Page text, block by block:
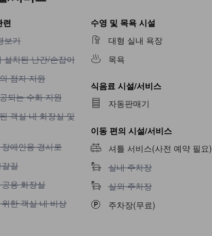
련
기 이용 불가
보기
치된 난간/손잡이 이용 불가
설치된 난간/손잡이
점자 지원 이용 불가
점자 지원
는 수화 지원 이용 불가
되는 수화 지원
객실 내 화장실 및 욕조 이용 불가
객실 내 화장실 및
애인용 경사로 이용 불가
애인용 경사로
이용 불가
길
용 화장실 이용 불가
용 화장실
한 객실 내 비상 경보기 이용 불가
한 객실 내 비상
수영 및 목욕 시설
대형 실내 욕장
목욕
식음료 시설/서비스
자동판매기
이동 편의 시설/서비스
셔틀 서비스(사전 예약 필요)
실내 주차장 이용 불가
실내 주차장
실외 주차장 이용 불가
실외 주차장
주차장(무료)